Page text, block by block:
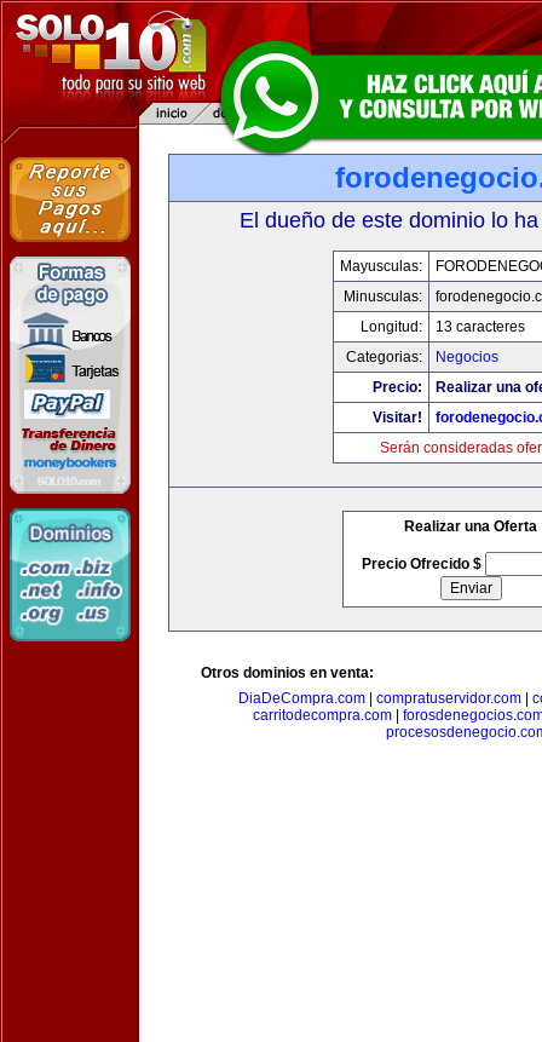
El dueño de este dominio lo
Mayusculas:
Minusculas:
Longitud:
13 caracteres
Categorias:
Negocios
Precio:
Realizar una
Visitar!
Serán consideradas
Realizar una Oferta
Precio Ofrecido $
Otros dominios en venta:
DiaDeCompra.com| compratuservidor.com|
carritodecompra.com|